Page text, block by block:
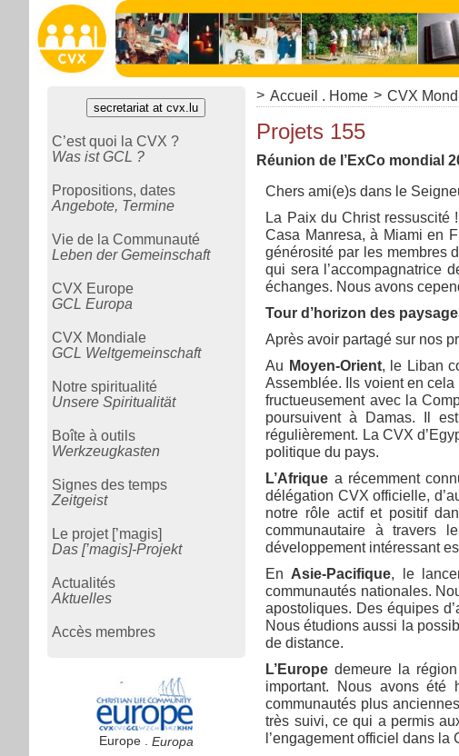
secretariat at cvx.lu
C’est quoi la CVX ?
Was ist GCL ?
Propositions, dates
Angebote, Termine
Vie de la Communauté
Leben der Gemeinschaft
CVX Europe
GCL Europa
CVX Mondiale
GCL Weltgemeinschaft
Notre spiritualité
Unsere Spiritualität
Boîte à outils
Werkzeugkasten
Signes des temps
Zeitgeist
Le projet [’magis]
Das [’magis]-Projekt
Actualités
Aktuelles
Accès membres
Europe . Europa
> Accueil . Home > CVX
Projets 155
Réunion de l’ExCo mondial
Chers ami(e)s dans le
La Paix du Christ ressuscité
Casa Manresa, à Miami en
générosité par les membres
qui sera l’accompagnatrice
échanges. Nous avons
Tour d’horizon des
Après avoir partagé sur nos
Au Moyen-Orient, le Liban
Assemblée. Ils voient en
fructueusement avec la
poursuivent à Damas. Il
régulièrement. La CVX
politique du pays.
L’Afrique a récemment
délégation CVX officielle,
notre rôle actif et positif
communautaire à travers
développement intéressant
En Asie-Pacifique, le
communautés nationales.
apostoliques. Des équipes
Nous étudions aussi la
de distance.
L’Europe demeure la
important. Nous avons été
communautés plus
très suivi, ce qui a permis
l’engagement officiel dans